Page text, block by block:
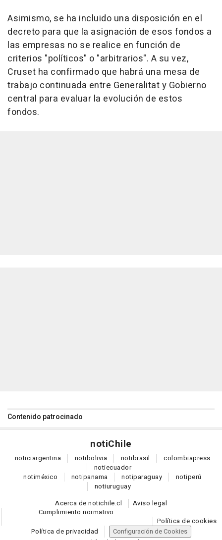
Asimismo, se ha incluido una disposición en el
decreto para que la asignación de esos fondos a
las empresas no se realice en función de
criterios "políticos" o "arbitrarios". A su vez,
Cruset ha confirmado que habrá una mesa de
trabajo continuada entre Generalitat y Gobierno
central para evaluar la evolución de estos
fondos.
Contenido patrocinado
notiChile
noticiargentina notibolivia notibrasil colombiapress
notiecuador
notiméxico notipanama notiparaguay notiperú
notiuruguay
Acerca de notichile.cl
Aviso legal
Cumplimiento normativo
Política de cookies
Política de privacidad
Configuración de Cookies